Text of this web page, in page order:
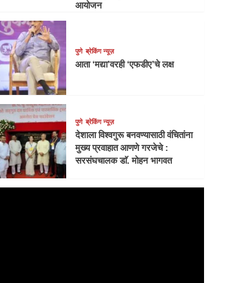
आयोजन
पुणे ब्रेकिंग न्यूज़
आता ‘मद्या’वरही ‘एफडीए’चे लक्ष
पुणे ब्रेकिंग न्यूज़
देशाला विश्वगुरू बनवण्यासाठी वंचितांना
मुख्य प्रवाहात आणणे गरजेचे :
सरसंघचालक डाॅ. मोहन भागवत